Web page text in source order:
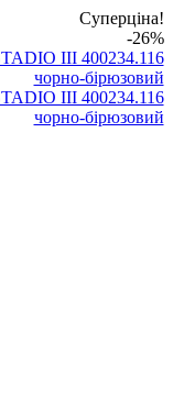
Суперціна!
-26%